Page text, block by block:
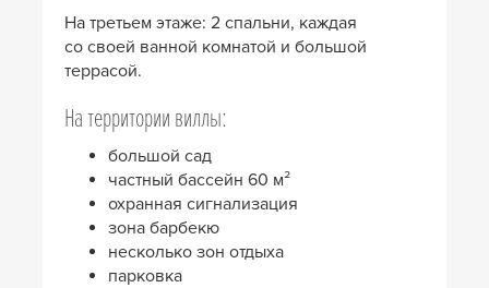
На третьем этаже: 2 спальни, каждая
со своей ванной комнатой и большой
террасой.
На территории виллы:
большой сад
частный бассейн 60 м²
охранная сигнализация
зона барбекю
несколько зон отдыха
парковка